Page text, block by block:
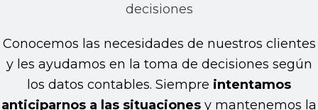
decisiones
Conocemos las necesidades de nuestros clientes
y les ayudamos en la toma de decisiones según
los datos contables. Siempre intentamos
anticiparnos a las situaciones y mantenemos la